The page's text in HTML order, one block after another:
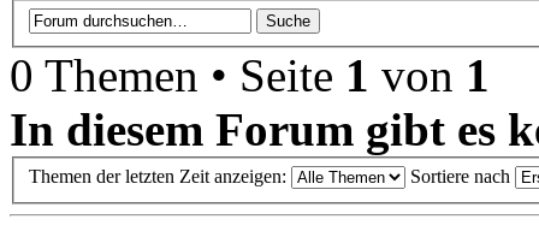
0 Themen • Seite 1 von 1
In diesem Forum gibt es
Themen der letzten Zeit anzeigen: Sortiere nach